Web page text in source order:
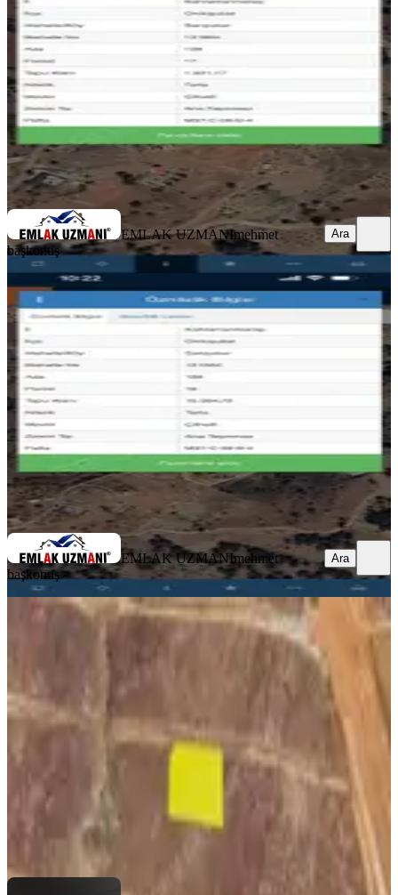
Onikişubat, Sarıçukur Mahallesi
2.071/m²·
EMLAK UZMANI mehmet başkonuş
Ara
EMLAK UZMANImehmet
başkonuş
Ara
Sarıçukurda 15384 M2 Satılık Tarla
Onikişubat, Sarıçukur Mahallesi
650/m²·
EMLAK UZMANImehmet başkonuş
Ara
EMLAK UZMANImehmet
başkonuş
Ara
Doru'dan Önsen'de Satılık Müstakil
7.500.000 ₺
Doru Gayrimenkul Murat Zincirkıran